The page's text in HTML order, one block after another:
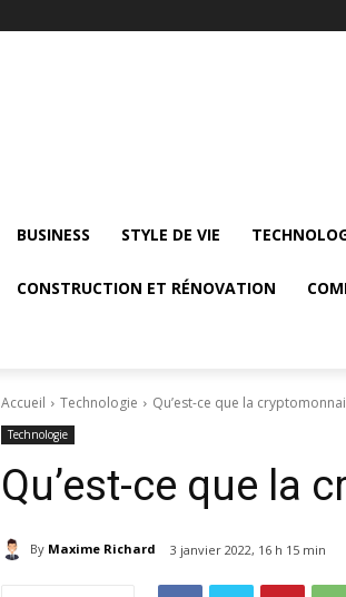
BUSINESS STYLE DE VIE
CONSTRUCTION ET RÉNOVATION
Accueil Technologie Qu’est-ce que la
Technologie
Qu’est-ce que la
By Maxime Richard 3 janvier 2022, 16 h 15 min